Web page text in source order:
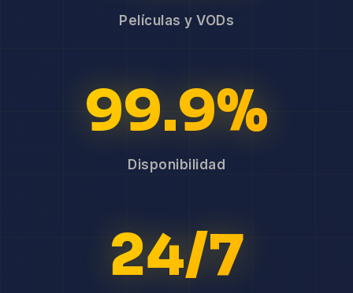
Películas y VODs
99.9%
Disponibilidad
24/7